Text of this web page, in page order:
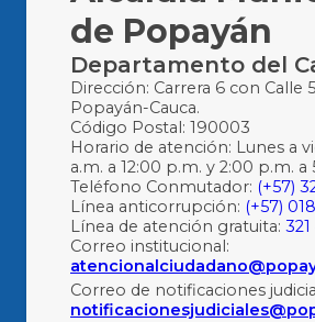
de Popayán
Departamento del
Dirección: Carrera 6 con Calle
Popayán-Cauca.
Código Postal: 190003
Horario de atención: Lunes a
a.m. a 12:00 p.m. y 2:00 p.m. a
Teléfono Conmutador: (+57)
Línea anticorrupción: (+57)
Línea de atención gratuita:
Correo institucional:
Correo de notificaciones